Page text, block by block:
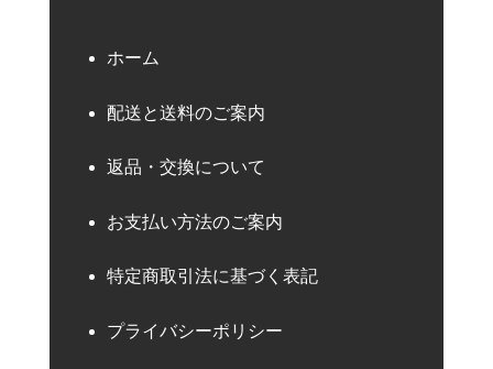
ホーム
配送と送料のご案内
返品・交換について
お支払い方法のご案内
特定商取引法に基づく表記
プライバシーポリシー